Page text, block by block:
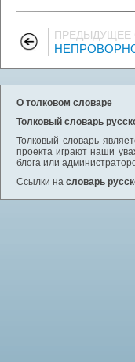
ПРЕДЫДУЩЕЕ
О толковом словаре
Толковый словарь
Толковый словарь
проекта играют наши
блога или
Ссылки на словарь